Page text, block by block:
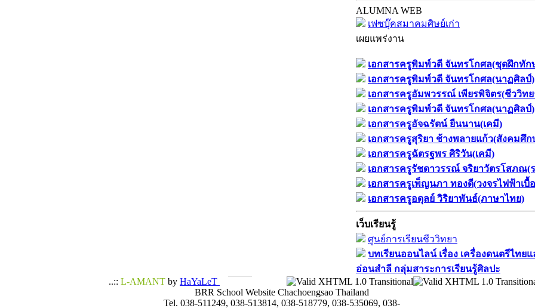
ALUMNA WEB
เฟซบุ๊คสมาคมศิษย์เก่า
เผยแพร่งาน
เอกสารครูพิมพ์วดี จันทรโกศล(ชุดฝึกทั
เอกสารครูพิมพ์วดี จันทรโกศล(นาฏศิลป์)
เอกสารครูอัมพวรรณ์ เพียรพิจิตร(ชีววิทย
เอกสารครูพิมพ์วดี จันทรโกศล(นาฏศิลป์)
เอกสารครูอัจฉรัตน์ ยืนนาน(เคมี)
เอกสารครูสุริยา ช้างพลายแก้ว(สังคมศึก
เอกสารครูฉัตรฐพร ศิริวัน(เคมี)
เอกสารครูรัชดาวรรณ์ จริยาวัตรโสภณ(
เอกสารครูเพ็ญนภา ทองดี(วงจรไฟฟ้าเบื้
เอกสารครูอดุลย์ วิริยาพันธ์(ภาษาไทย)
เว็บเรียนรู้
ศูนย์การเรียนชีววิทยา
บทเรียนออนไลน์​ เรื่อง​ เครื่องดนตรีไท
อ่อนสำลี​ กลุ่มสาระการเรียนรู้ศิลปะ
..:: L-AMANT by HaYaLeT
BRR School Website Chachoengsao Thailand
Tel. 038-511249, 038-513814, 038-518779, 038-535069, 038-